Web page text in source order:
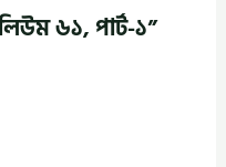
৬১, পার্ট-১”